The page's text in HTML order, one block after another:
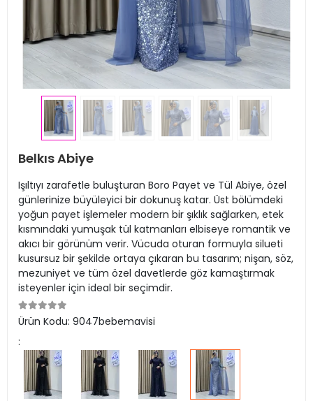
Belkıs Abiye
Işıltıyı zarafetle buluşturan Boro Payet ve Tül Abiye, özel
günlerinize büyüleyici bir dokunuş katar. Üst bölümdeki
yoğun payet işlemeler modern bir şıklık sağlarken, etek
kısmındaki yumuşak tül katmanları elbiseye romantik ve
akıcı bir görünüm verir. Vücuda oturan formuyla silueti
kusursuz bir şekilde ortaya çıkaran bu tasarım; nişan, söz,
mezuniyet ve tüm özel davetlerde göz kamaştırmak
isteyenler için ideal bir seçimdir.
Ürün Kodu: 9047bebemavisi
: